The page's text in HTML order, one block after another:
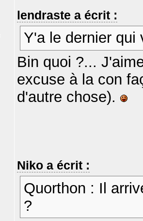
lendraste a écrit :
Y'a le dernier qui
Bin quoi ?...
excuse à la con
d'autre chose).
Niko a écrit :
Quorthon : Il
?